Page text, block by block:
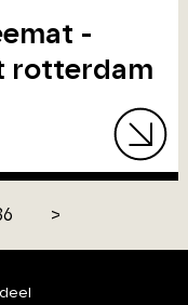
-
rotterdam
>